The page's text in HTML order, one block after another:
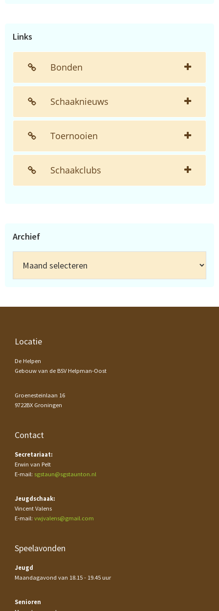
Links
Bonden
Schaaknieuws
Toernooien
Schaakclubs
Archief
Footer
Locatie
De Helpen
Gebouw van de BSV Helpman-Oost
Groenesteinlaan 16
9722BX Groningen
Contact
Secretariaat:
Erwin van Pelt
E-mail: sgstaun@sgstaunton.nl
Jeugdschaak:
Vincent Valens
E-mail: vwjvalens@gmail.com
Speelavonden
Jeugd
Maandagavond van 18.15 - 19.45 uur
Senioren